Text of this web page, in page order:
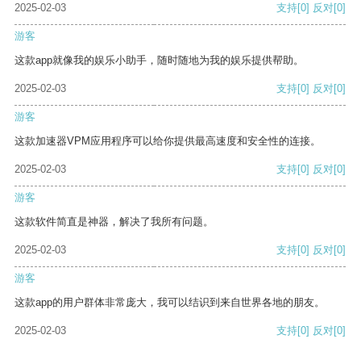
2025-02-03 支持[0] 反对[0]
游客
这款app就像我的娱乐小助手，随时随地为我的娱乐提供帮助。
2025-02-03 支持[0] 反对[0]
游客
这款加速器VPM应用程序可以给你提供最高速度和安全性的连接。
2025-02-03 支持[0] 反对[0]
游客
这款软件简直是神器，解决了我所有问题。
2025-02-03 支持[0] 反对[0]
游客
这款app的用户群体非常庞大，我可以结识到来自世界各地的朋友。
2025-02-03 支持[0] 反对[0]